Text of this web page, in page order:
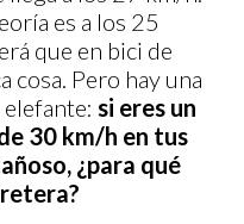
es a los 25
que en bici de
cosa. Pero hay una
si eres un
30 km/h en tus
¿para qué